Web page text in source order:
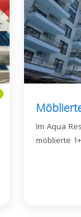
Im Aqua
möblierte